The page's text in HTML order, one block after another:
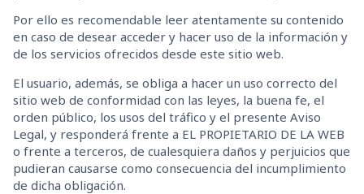
Por ello es recomendable leer atentamente su contenido
en caso de desear acceder y hacer uso de la información y
de los servicios ofrecidos desde este sitio web.
El usuario, además, se obliga a hacer un uso correcto del
sitio web de conformidad con las leyes, la buena fe, el
orden público, los usos del tráfico y el presente Aviso
Legal, y responderá frente a EL PROPIETARIO DE LA WEB
o frente a terceros, de cualesquiera daños y perjuicios que
pudieran causarse como consecuencia del incumplimiento
de dicha obligación.